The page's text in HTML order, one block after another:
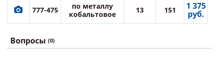
777-475
по металлу
кобальтовое
13 151 1 375
руб.
Вопросы (0)